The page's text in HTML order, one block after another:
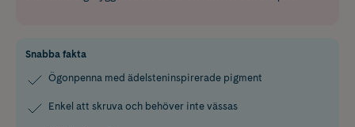
Snabba fakta
Ögonpenna med ädelsteninspirerade pigment
Enkel att skruva och behöver inte vässas